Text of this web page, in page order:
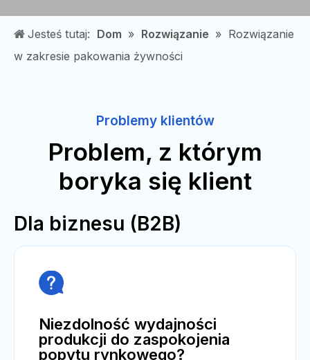
Jesteś tutaj: Dom » Rozwiązanie » Rozwiązanie
w zakresie pakowania żywności
Problemy klientów
Problem, z którym
boryka się klient
Dla biznesu (B2B)

Niezdolność wydajności
produkcji do zaspokojenia
popytu rynkowego?